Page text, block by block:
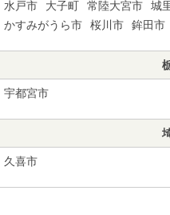
水戸市 大子町 常陸大宮市 城
かすみがうら市
桜川市 鉾田市
宇都宮市
久喜市